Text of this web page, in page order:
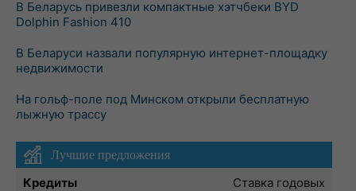
В Беларусь привезли компактные хэтчбеки BYD
Dolphin Fashion 410
В Беларуси назвали популярную интернет-площадку
недвижимости
На гольф-поле под Минском открыли бесплатную
лыжную трассу
Лучшие предложения
Кредиты
Ставка годовых